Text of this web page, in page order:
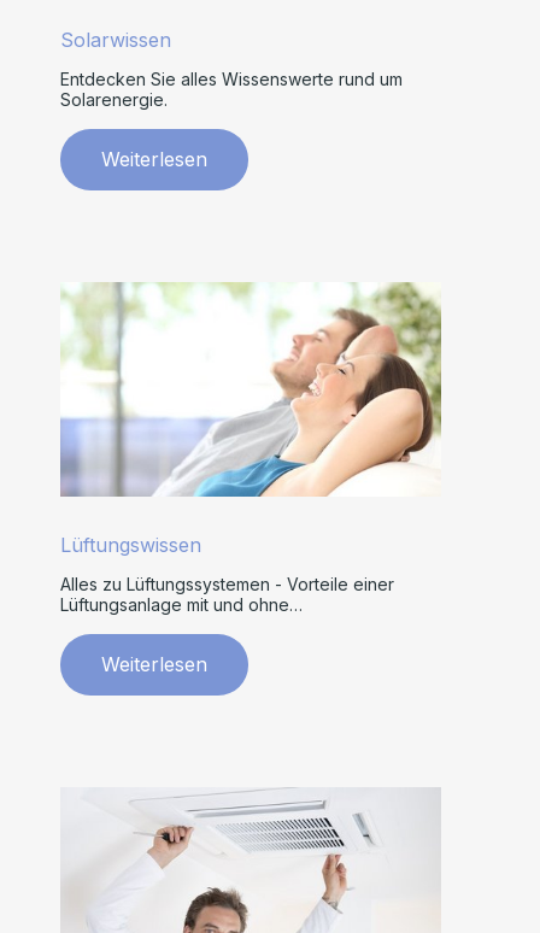
Solarwissen
Entdecken Sie alles Wissenswerte rund um
Solarenergie.
Weiterlesen
Lüftungswissen
Alles zu Lüftungssystemen - Vorteile einer
Lüftungsanlage mit und ohne
Weiterlesen